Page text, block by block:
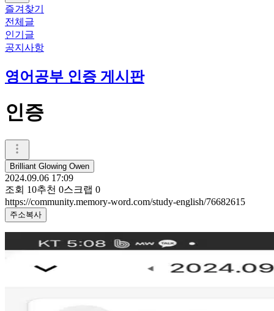
즐겨찾기
전체글
인기글
공지사항
영어공부 인증 게시판
인증
Brilliant Glowing Owen
2024.09.06 17:09
조회 10추천 0스크랩 0
https://community.memory-word.com/study-english/76682615
주소복사